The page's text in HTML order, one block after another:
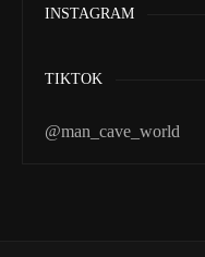
INSTAGRAM
TIKTOK
@man_cave_world